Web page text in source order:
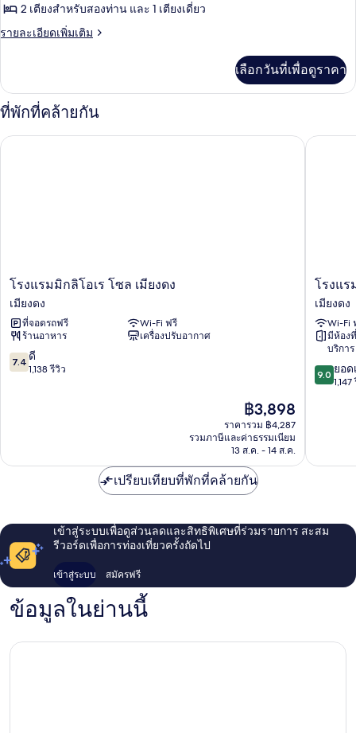
แฟ
มิ
อ่างอาบน้ำ
2 เตียงสำหรับสองท่าน และ 1 เตียงเดี่ยว
รายละเอียดเพิ่มเติม
ราย
เกี่ยว
กับ
ห้อง
แฟ
มิ
เลือกวันที่เพื่อดูราคา
ที่พักที่คล้ายกัน
โรงแรม
มิ
กลิ
โอเร
โซล
เมียง
ดง
โรงแรมมิกลิโอเร โซล เมียงดง
เมียงดง
ที่จอดรถฟรี
Wi-Fi ฟรี
ร้านอาหาร
เครื่องปรับอากาศ
7.4
จาก
7.4 ดี
1,138 รีวิว
ราคา
ปัจจุบัน
คือ
฿3,898
฿3,898
ราคารวม ฿4,287
รวมภาษีและค่าธรรมเนียม
13 ส.ค. - 14 ส.ค.
โรงแรมมิกลิโอเร โซล เมียงดง
โรง
แรม
พริ๊นซ์
โซล
เมียง
โรงแ
เมียงดง
Wi-Fi
มีห้อง
บริการ
9.0
จาก
9.0 ยอด
โรงแรม
เปรียบเทียบที่พักที่คล้ายกัน
เข้าสู่ระบบเพื่อดูส่วนลดและสิทธิพิเศษที่ร่วมรายการ สะสม
รีวอร์ดเพื่อการท่องเที่ยวครั้งถัดไป
เข้าสู่ระบบ สมัครฟรี
ข้อมูลในย่านนี้